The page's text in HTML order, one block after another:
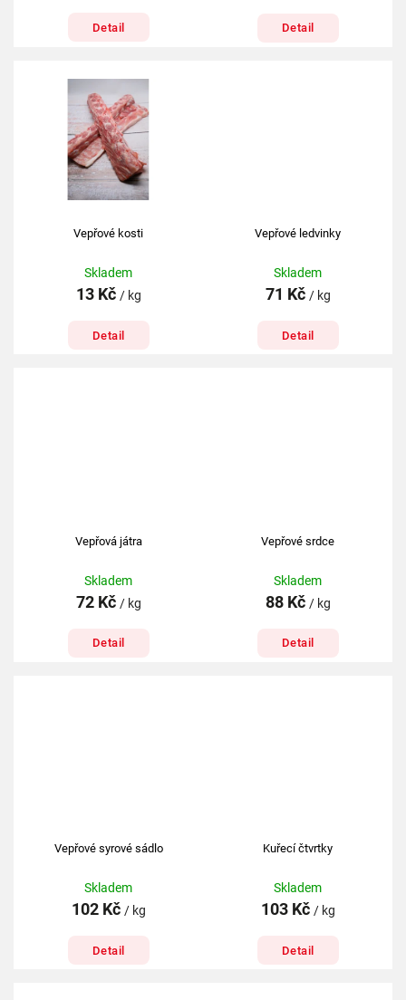
Detail Detail
Vepřové kosti
Skladem
13 Kč / kg
Detail
Vepřové ledvinky
Skladem
71 Kč / kg
Detail
Vepřová játra
Skladem
72 Kč / kg
Detail
Vepřové srdce
Skladem
88 Kč / kg
Detail
Vepřové syrové sádlo
Skladem
102 Kč / kg
Detail
Kuřecí čtvrtky
Skladem
103 Kč / kg
Detail